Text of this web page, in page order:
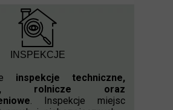
INSPEKCJE
inspekcje techniczne,
rolnicze oraz
. Inspekcje miejsc